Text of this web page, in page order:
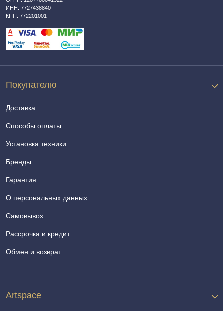
ИНН: 7727438840
КПП: 772201001
Покупателю
Доставка
Способы оплаты
Установка техники
Бренды
Гарантия
О персональных данных
Самовывоз
Рассрочка и кредит
Обмен и возврат
Artspace